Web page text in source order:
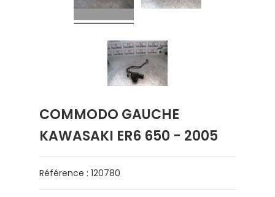
COMMODO GAUCHE
KAWASAKI ER6 650 - 2005
Référence : 120780